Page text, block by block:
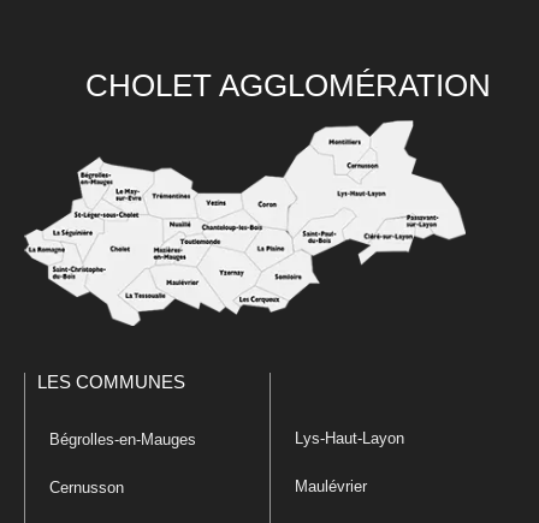
CHOLET AGGLOMÉRATION
LES COMMUNES
Bégrolles-en-Mauges
Cernusson
Lys-Haut-Layon
Maulévrier